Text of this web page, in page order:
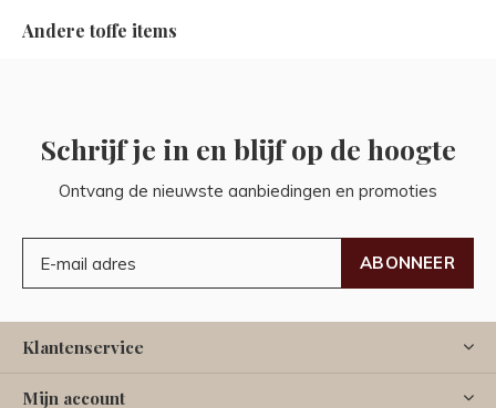
Andere toffe items
Schrijf je in en blijf op de hoogte
Ontvang de nieuwste aanbiedingen en promoties
ABONNEER
Klantenservice
Mijn account